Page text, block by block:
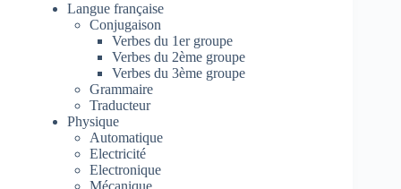
Langue française
Conjugaison
Verbes du 1er groupe
Verbes du 2ème groupe
Verbes du 3ème groupe
Grammaire
Traducteur
Physique
Automatique
Electricité
Electronique